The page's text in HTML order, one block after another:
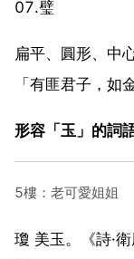
07.璧
扁平、圓形、中
「有匪君子，如
形容「玉」的詞
5樓：老可愛姐姐
瓊 美玉。《詩·